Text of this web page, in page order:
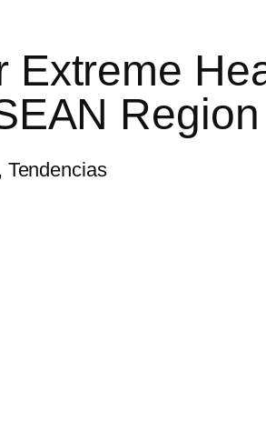
Extreme
Region
Tendencias